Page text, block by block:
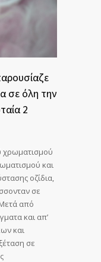
σε όλη την
2
χρωματισμού
και
οζίδια,
σε
από
και απ’
και
σε